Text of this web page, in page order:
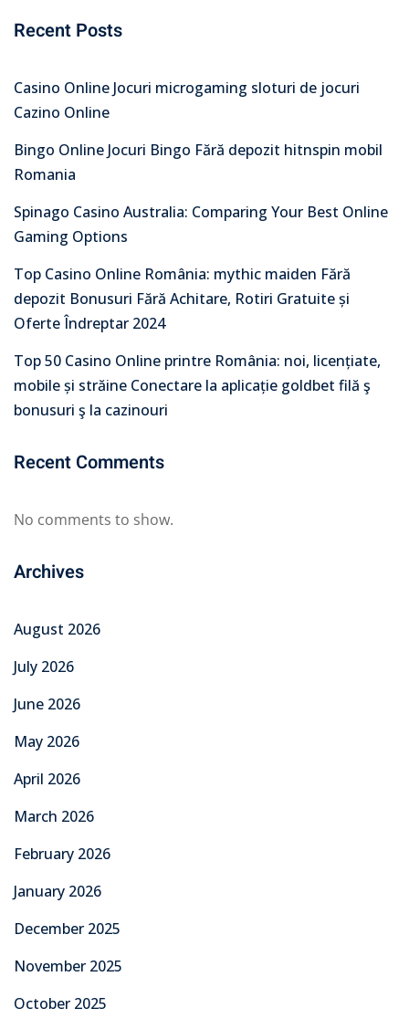
Recent Posts
Casino Online Jocuri microgaming sloturi de jocuri
Cazino Online
Bingo Online Jocuri Bingo Fără depozit hitnspin mobil
Romania
Spinago Casino Australia: Comparing Your Best Online
Gaming Options
Top Casino Online România: mythic maiden Fără
depozit Bonusuri Fără Achitare, Rotiri Gratuite și
Oferte Îndreptar 2024
Top 50 Casino Online printre România: noi, licențiate,
mobile și străine Conectare la aplicație goldbet filă ş
bonusuri ş la cazinouri
Recent Comments
No comments to show.
Archives
August 2026
July 2026
June 2026
May 2026
April 2026
March 2026
February 2026
January 2026
December 2025
November 2025
October 2025